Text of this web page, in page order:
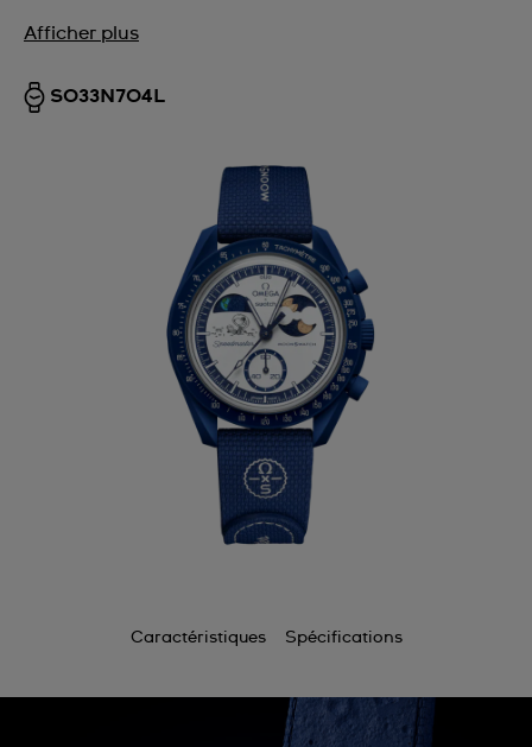
Afficher plus
SO33N704L
Caractéristiques Spécifications